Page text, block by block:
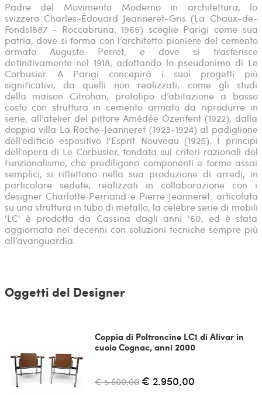
Padre del Movimento Moderno in architettura, lo
svizzero Charles-Édouard Jeanneret-Gris (La Chaux-de-
Fonds1887 - Roccabruna, 1965) sceglie Parigi come sua
patria, dove si forma con l’architetto pioniere del cemento
armato Auguste Perret, e dove si trasferisce
definitivamente nel 1918, adottando lo pseudonimo di Le
Corbusier. A Parigi concepirà i suoi progetti più
significativi, da quelli non realizzati, come gli studi
della maison Citrohan, prototipo d’abitazione a basso
costo con struttura in cemento armato da riprodurre in
serie, all’atelier del pittore Amédée Ozenfent (1922), dalla
doppia villa La Roche-Jeanneret (1923-1924) al padiglione
dell’edificio espositivo l'Esprit Nouveau (1925). I principi
dell’opera di Le Corbusier, fondata sui criteri razionali del
Funzionalismo, che prediligono componenti e forme assai
semplici, si riflettono nella sua produzione di arredi, in
particolare sedute, realizzati in collaborazione con i
designer Charlotte Perriand e Pierre Jeanneret: articolata
su una struttura in tubo di metallo, la celebre serie di mobili
'LC' è prodotta da Cassina dagli anni '60, ed è stata
aggiornata nei decenni con soluzioni tecniche sempre più
all’avanguardia.
Oggetti del Designer
Coppia di Poltroncine LC1 di Alivar in
cuoio Cognac, anni 2000
€ 5.600,00 € 2.950,00